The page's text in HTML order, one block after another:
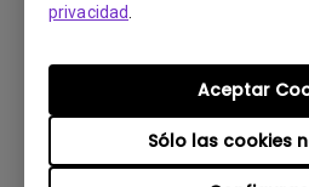
privacidad
Sólo las cookies
Aceptar
Suscribirse